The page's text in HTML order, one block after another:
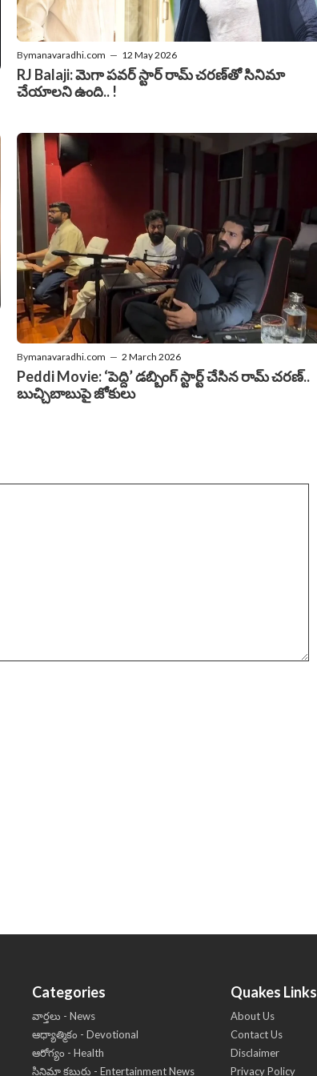
Bymanavaradhi.com — 12 May 2026
RJ Balaji: మెగా పవర్ స్టార్ రామ్ చరణ్‌తో సినిమా
చేయాలని ఉంది.. !
Bymanavaradhi.com — 2 March 2026
Peddi Movie: ‘పెద్ది’ డబ్బింగ్ స్టార్ట్ చేసిన రామ్ చరణ్..
బుచ్చిబాబుపై జోకులు
Categories
వార్తలు - News
ఆధ్యాత్మికం - Devotional
ఆరోగ్యం - Health
సినిమా కబుర్లు - Entertainment News
Quakes Links
About Us
Contact Us
Disclaimer
Privacy Policy